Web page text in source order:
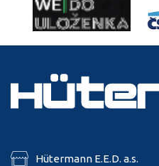
Hütermann E.E.D. a.s.